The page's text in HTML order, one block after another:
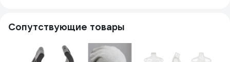
Сопутствующие товары